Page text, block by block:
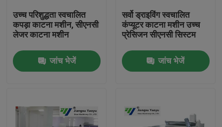
उच्च परिशुद्धता स्वचालित
कपड़ा काटना मशीन, सीएनसी
लेजर काटना मशीन
जांच भेजें
सर्वो ड्राइविंग स्वचालित
कंप्यूटर काटना मशीन उच्च
प्रेसिजन सीएनसी सिस्टम
जांच भेजें